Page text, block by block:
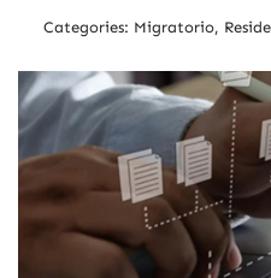
Categories: Migratorio,